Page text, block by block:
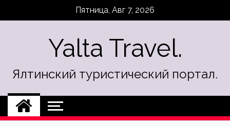
Пятница, Авг 7, 2026
Yalta Travel.
Ялтинский туристический портал.